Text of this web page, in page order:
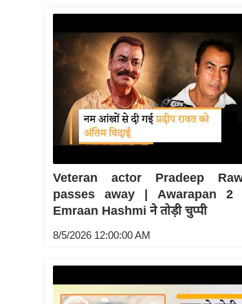
Veteran actor Pradeep
passes away | Awarapan 2
Emraan Hashmi ने तोड़ी चुप्पी
8/5/2026 12:00:00 AM